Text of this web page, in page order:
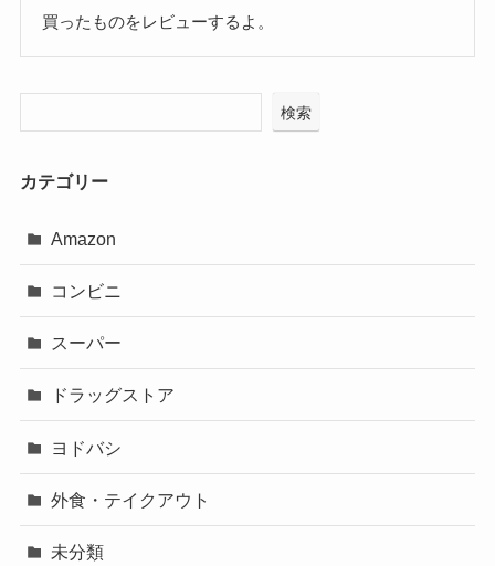
買ったものをレビューするよ。
検索
カテゴリー
Amazon
コンビニ
スーパー
ドラッグストア
ヨドバシ
外食・テイクアウト
未分類